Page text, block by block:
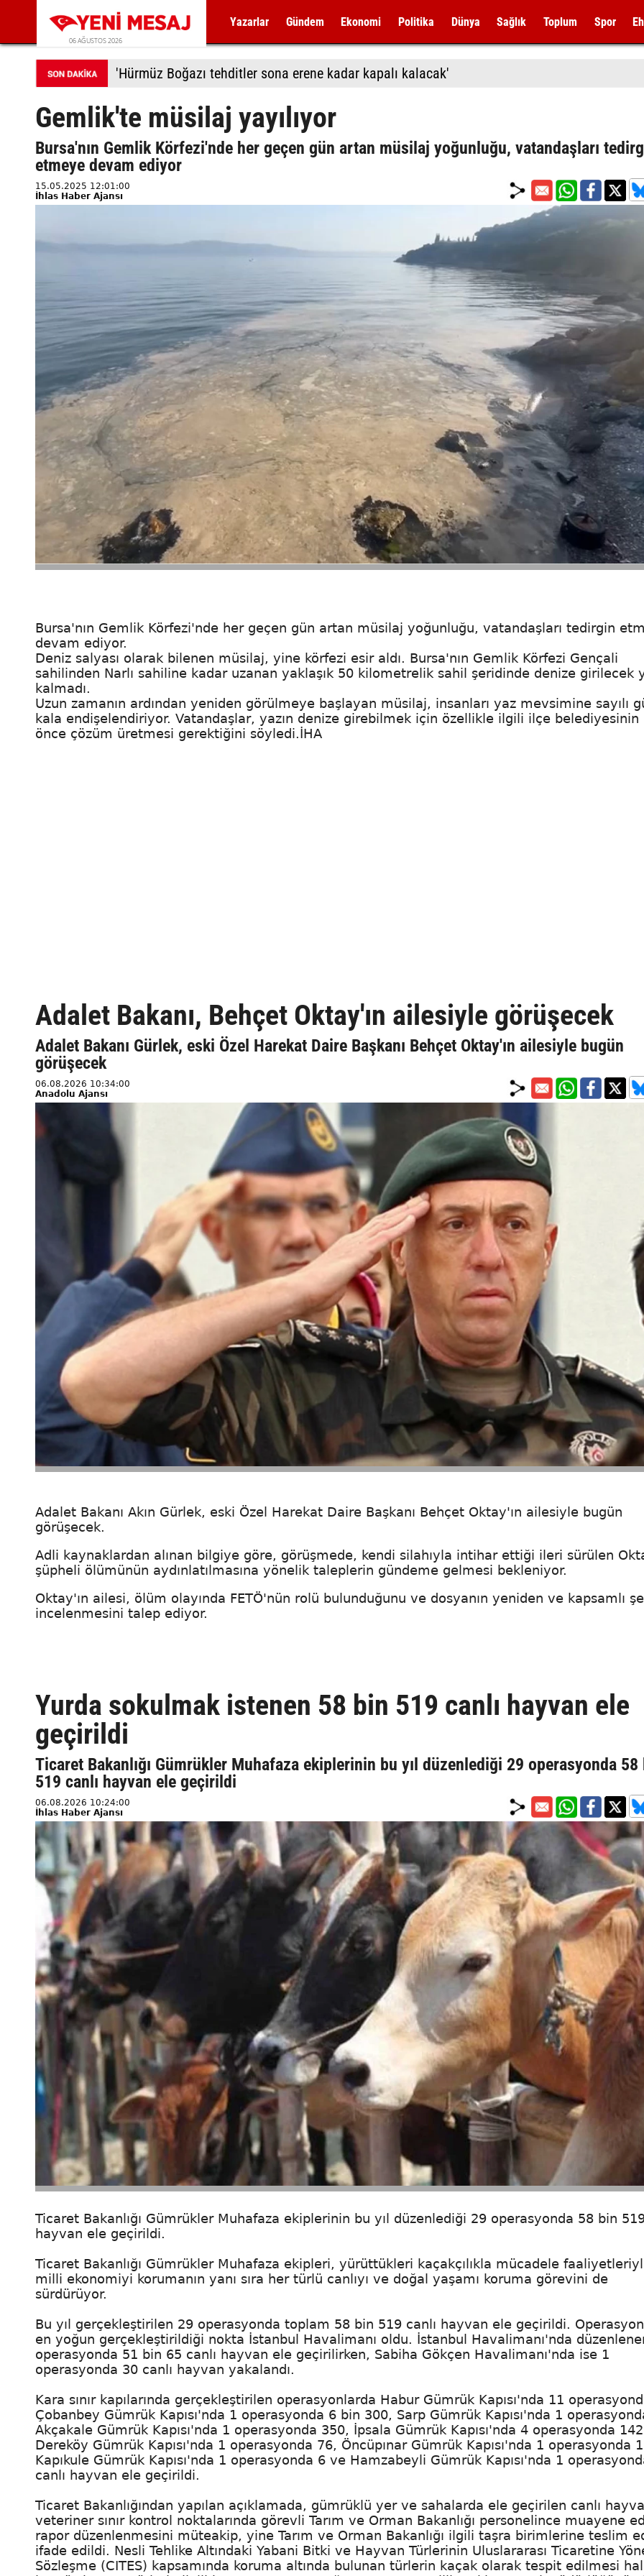
06 AĞUSTOS 2026
Yazarlar Gündem Ekonomi Politika Dünya Sağlık Toplum Spor
'Hürmüz Boğazı tehditler sona erene kadar kapalı kalacak'
Gemlik'te müsilaj yayılıyor
Bursa'nın Gemlik Körfezi'nde her geçen gün artan müsilaj yoğunluğu, vatandaşları
etmeye devam ediyor
15.05.2025 12:01:00
İhlas Haber Ajansı
Bursa'nın Gemlik Körfezi'nde her geçen gün artan müsilaj yoğunluğu, vatandaşları tedirgin
devam ediyor.
Deniz salyası olarak bilenen müsilaj, yine körfezi esir aldı. Bursa'nın Gemlik Körfezi Gençali
sahilinden Narlı sahiline kadar uzanan yaklaşık 50 kilometrelik sahil şeridinde denize girilecek
kalmadı.
Uzun zamanın ardından yeniden görülmeye başlayan müsilaj, insanları yaz mevsimine sayılı
kala endişelendiriyor. Vatandaşlar, yazın denize girebilmek için özellikle ilgili ilçe belediyesinin
önce çözüm üretmesi gerektiğini söyledi.İHA
Adalet Bakanı, Behçet Oktay'ın ailesiyle görüşecek
Adalet Bakanı Gürlek, eski Özel Harekat Daire Başkanı Behçet Oktay'ın ailesiyle bugün
görüşecek
06.08.2026 10:34:00
Anadolu Ajansı
Adalet Bakanı Akın Gürlek, eski Özel Harekat Daire Başkanı Behçet Oktay'ın ailesiyle bugün
görüşecek.
Adli kaynaklardan alınan bilgiye göre, görüşmede, kendi silahıyla intihar ettiği ileri sürülen
şüpheli ölümünün aydınlatılmasına yönelik taleplerin gündeme gelmesi bekleniyor.
Oktay'ın ailesi, ölüm olayında FETÖ'nün rolü bulunduğunu ve dosyanın yeniden ve kapsamlı
incelenmesini talep ediyor.
Yurda sokulmak istenen 58 bin 519 canlı hayvan ele
geçirildi
Ticaret Bakanlığı Gümrükler Muhafaza ekiplerinin bu yıl düzenlediği 29 operasyonda 58
519 canlı hayvan ele geçirildi
06.08.2026 10:24:00
İhlas Haber Ajansı
Ticaret Bakanlığı Gümrükler Muhafaza ekiplerinin bu yıl düzenlediği 29 operasyonda 58 bin
hayvan ele geçirildi.
Ticaret Bakanlığı Gümrükler Muhafaza ekipleri, yürüttükleri kaçakçılıkla mücadele
milli ekonomiyi korumanın yanı sıra her türlü canlıyı ve doğal yaşamı koruma görevini de
sürdürüyor.
Bu yıl gerçekleştirilen 29 operasyonda toplam 58 bin 519 canlı hayvan ele geçirildi.
en yoğun gerçekleştirildiği nokta İstanbul Havalimanı oldu. İstanbul Havalimanı'nda
operasyonda 51 bin 65 canlı hayvan ele geçirilirken, Sabiha Gökçen Havalimanı'nda ise 1
operasyonda 30 canlı hayvan yakalandı.
Kara sınır kapılarında gerçekleştirilen operasyonlarda Habur Gümrük Kapısı'nda 11
Çobanbey Gümrük Kapısı'nda 1 operasyonda 6 bin 300, Sarp Gümrük Kapısı'nda 1
Akçakale Gümrük Kapısı'nda 1 operasyonda 350, İpsala Gümrük Kapısı'nda 4 operasyonda
Dereköy Gümrük Kapısı'nda 1 operasyonda 76, Öncüpınar Gümrük Kapısı'nda 1 operasyonda
Kapıkule Gümrük Kapısı'nda 1 operasyonda 6 ve Hamzabeyli Gümrük Kapısı'nda 1
canlı hayvan ele geçirildi.
Ticaret Bakanlığından yapılan açıklamada, gümrüklü yer ve sahalarda ele geçirilen canlı
veteriner sınır kontrol noktalarında görevli Tarım ve Orman Bakanlığı personelince muayene
rapor düzenlenmesini müteakip, yine Tarım ve Orman Bakanlığı ilgili taşra birimlerine teslim
ifade edildi. Nesli Tehlike Altındaki Yabani Bitki ve Hayvan Türlerinin Uluslararası Ticaretine
Sözleşme (CITES) kapsamında koruma altında bulunan türlerin kaçak olarak tespit edilmesi